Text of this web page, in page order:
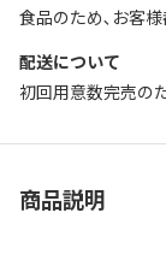
食品のため､お客
配送について
初回用意数完売の
商品説明